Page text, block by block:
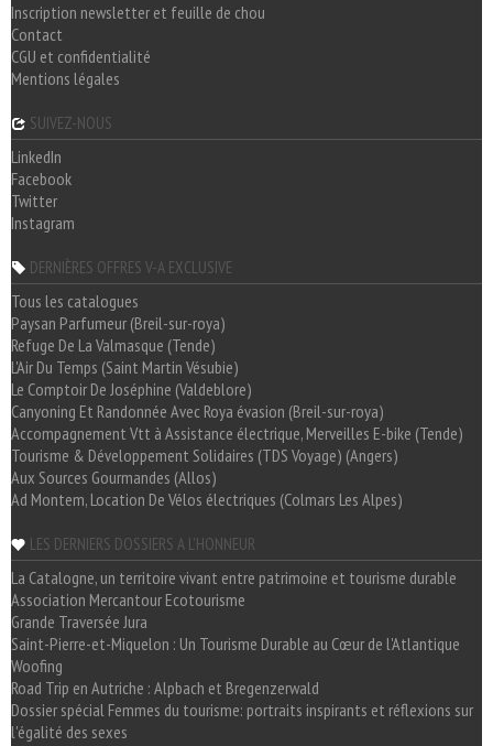
Inscription newsletter et feuille de chou
Contact
CGU et confidentialité
Mentions légales
SUIVEZ-NOUS
LinkedIn
Facebook
Twitter
Instagram
DERNIÈRES OFFRES V-A EXCLUSIVE
Tous les catalogues
Paysan Parfumeur (Breil-sur-roya)
Refuge De La Valmasque (Tende)
L'Air Du Temps (Saint Martin Vésubie)
Le Comptoir De Joséphine (Valdeblore)
Canyoning Et Randonnée Avec Roya évasion (Breil-sur-roya)
Accompagnement Vtt à Assistance électrique, Merveilles E-bike (Tende)
Tourisme & Développement Solidaires (TDS Voyage) (Angers)
Aux Sources Gourmandes (Allos)
Ad Montem, Location De Vélos électriques (Colmars Les Alpes)
LES DERNIERS DOSSIERS A L'HONNEUR
La Catalogne, un territoire vivant entre patrimoine et tourisme durable
Association Mercantour Ecotourisme
Grande Traversée Jura
Saint-Pierre-et-Miquelon : Un Tourisme Durable au Cœur de l'Atlantique
Woofing
Road Trip en Autriche : Alpbach et Bregenzerwald
Dossier spécial Femmes du tourisme: portraits inspirants et réflexions sur
l'égalité des sexes